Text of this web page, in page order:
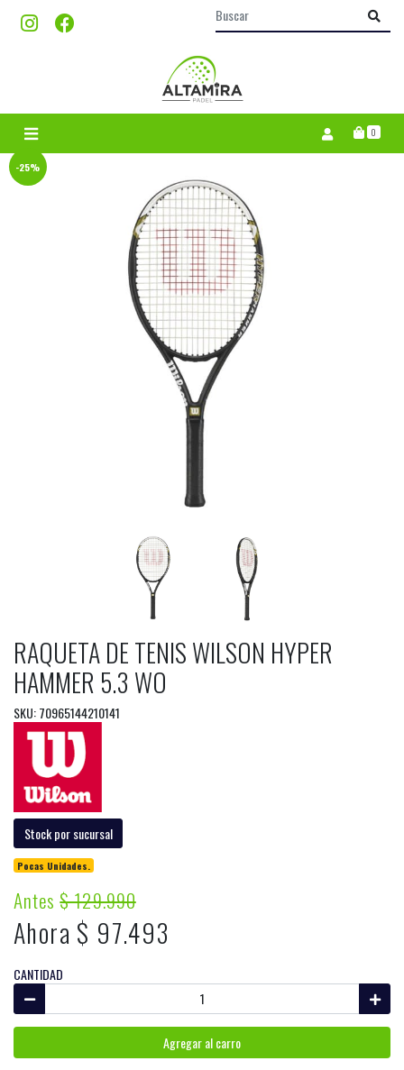
0
-25%
RAQUETA DE TENIS WILSON HYPER
HAMMER 5.3 WO
SKU: 70965144210141
Stock por sucursal
Pocas Unidades.
Antes$ 129.990
Ahora $ 97.493
CANTIDAD
Agregar al carro